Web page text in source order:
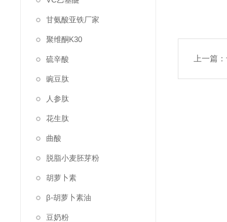
甘氨酸亚铁厂家
聚维酮K30
硫辛酸
豌豆肽
人参肽
花生肽
曲酸
脱脂小麦胚芽粉
胡萝卜素
β-胡萝卜素油
豆奶粉
上一篇：